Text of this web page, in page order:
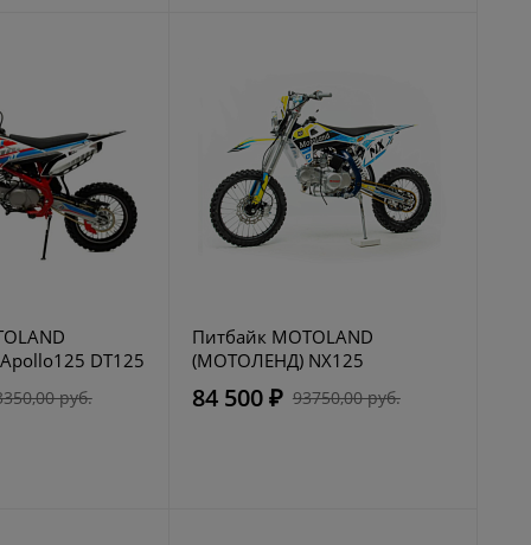
DT125
руб.
Питбайк MOTOLAND
(МОТОЛЕНД) NX125
84 500 ₽ 93750,00 руб.